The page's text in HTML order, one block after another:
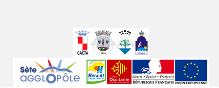
partenaires